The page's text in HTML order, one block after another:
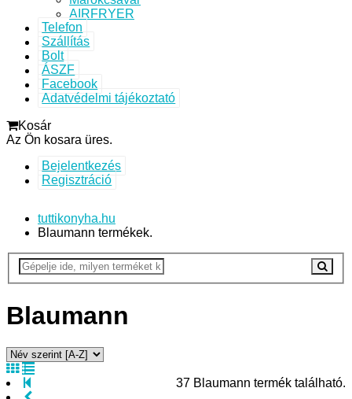
AIRFRYER
Telefon
Szállítás
Bolt
ÁSZF
Facebook
Adatvédelmi tájékoztató
Kosár
Az Ön kosara üres.
Bejelentkezés
Regisztráció
tuttikonyha.hu
Blaumann termékek.
Blaumann
37 Blaumann termék található.